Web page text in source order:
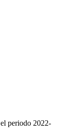
periodo 2022-